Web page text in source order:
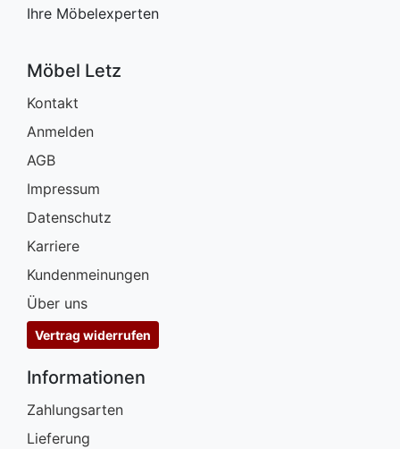
Ihre Möbelexperten
Möbel Letz
Kontakt
Anmelden
AGB
Impressum
Datenschutz
Karriere
Kundenmeinungen
Über uns
Vertrag widerrufen
Informationen
Zahlungsarten
Lieferung